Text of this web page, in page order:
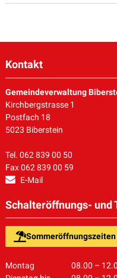
Kontakt
Gemeindeverwaltung
Kirchbergstrasse 1
Postfach 18
5023 Biberstein
Tel. 062 839 00 50
Fax 062 839 00 59
E-Mail
Schalteröffnungs- und
Montag 08.00 –